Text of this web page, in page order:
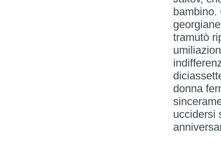
bambino.
tramutò
donna
uccidersi